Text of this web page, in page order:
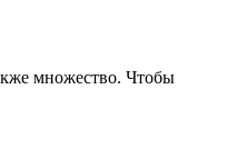
множество. Чтобы